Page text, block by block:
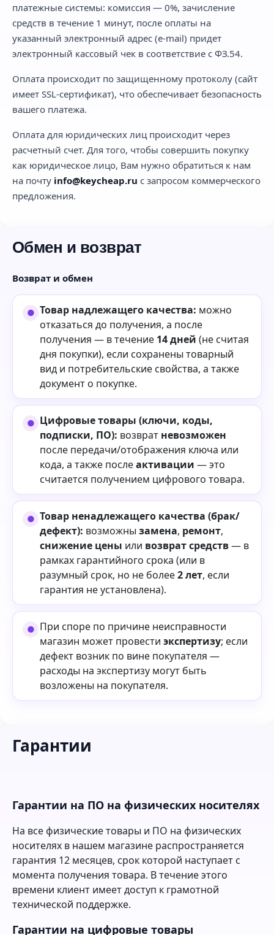
платежные системы: комиссия — 0%, зачисление
средств в течение 1 минут, после оплаты на
указанный электронный адрес (e-mail) придет
электронный кассовый чек в соответствие с ФЗ.54.
Оплата происходит по защищенному протоколу (сайт
имеет SSL-сертификат), что обеспечивает безопасность
вашего платежа.
Оплата для юридических лиц происходит через
расчетный счет. Для того, чтобы совершить покупку
как юридическое лицо, Вам нужно обратиться к нам
на почту info@keycheap.ru с запросом коммерческого
предложения.
Обмен и возврат
Возврат и обмен
Товар надлежащего качества: можно
отказаться до получения, а после
получения — в течение 14 дней (не считая
дня покупки), если сохранены товарный
вид и потребительские свойства, а также
документ о покупке.
Цифровые товары (ключи, коды,
подписки, ПО): возврат невозможен
после передачи/отображения ключа или
кода, а также послеактивации — это
считается получением цифрового товара.
Товар ненадлежащего качества (брак/
дефект): возможны замена, ремонт,
снижение цены или возврат средств— в
рамках гарантийного срока (или в
разумный срок, но не более2 лет, если
гарантия не установлена).
При споре по причине неисправности
магазин может провести экспертизу; если
дефект возник по вине покупателя —
расходы на экспертизу могут быть
возложены на покупателя.
Гарантии
Гарантии на ПО на физических носителях
На все физические товары и ПО на физических
носителях в нашем магазине распространяется
гарантия 12 месяцев, срок которой наступает с
момента получения товара. В течение этого
времени клиент имеет доступ к грамотной
технической поддержке.
Гарантии на цифровые товары